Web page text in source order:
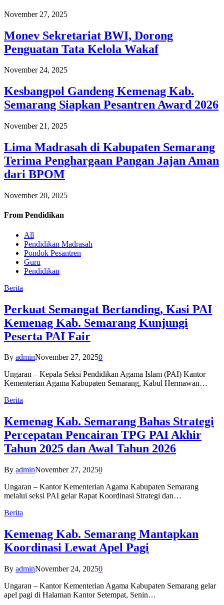
November 27, 2025
Monev Sekretariat BWI, Dorong
Penguatan Tata Kelola Wakaf
November 24, 2025
Kesbangpol Gandeng Kemenag Kab.
Semarang Siapkan Pesantren Award 2026
November 21, 2025
Lima Madrasah di Kabupaten Semarang
Terima Penghargaan Pangan Jajan Aman
dari BPOM
November 20, 2025
From Pendidikan
All
Pendidikan Madrasah
Pondok Pesantren
Guru
Pendidikan
Berita
Perkuat Semangat Bertanding, Kasi PAI
Kemenag Kab. Semarang Kunjungi
Peserta PAI Fair
By adminNovember 27, 20250
Ungaran – Kepala Seksi Pendidikan Agama Islam (PAI) Kantor
Kementerian Agama Kabupaten Semarang, Kabul Hermawan…
Berita
Kemenag Kab. Semarang Bahas Strategi
Percepatan Pencairan TPG PAI Akhir
Tahun 2025 dan Awal Tahun 2026
By adminNovember 27, 20250
Ungaran – Kantor Kementerian Agama Kabupaten Semarang
melalui seksi PAI gelar Rapat Koordinasi Strategi dan…
Berita
Kemenag Kab. Semarang Mantapkan
Koordinasi Lewat Apel Pagi
By adminNovember 24, 20250
Ungaran – Kantor Kementerian Agama Kabupaten Semarang gelar
apel pagi di Halaman Kantor Setempat, Senin…